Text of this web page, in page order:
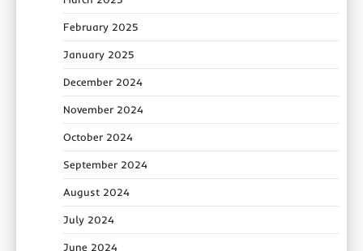
February 2025
January 2025
December 2024
November 2024
October 2024
September 2024
August 2024
July 2024
June 2024